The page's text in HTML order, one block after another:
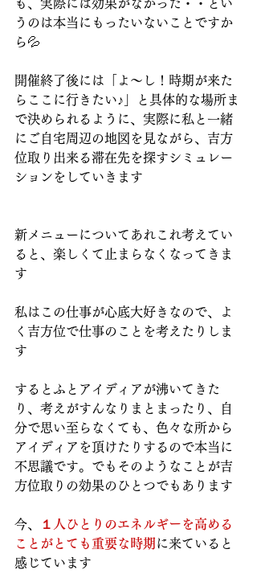
も、実際には効果がなかった・・とい
うのは本当にもったいないことですか
ら💦
開催終了後には「よ～し！時期が来た
らここに行きたい♪」と具体的な場所ま
で決められるように、実際に私と一緒
にご自宅周辺の地図を見ながら、吉方
位取り出来る滞在先を探すシミュレー
ションをしていきます
新メニューについてあれこれ考えてい
ると、楽しくて止まらなくなってきま
す
私はこの仕事が心底大好きなので、よ
く吉方位で仕事のことを考えたりしま
す
するとふとアイディアが沸いてきた
り、考えがすんなりまとまったり、自
分で思い至らなくても、色々な所から
アイディアを頂けたりするので本当に
不思議です。でもそのようなことが吉
方位取りの効果のひとつでもあります
今、
１人ひとりのエネルギーを高める
ことがとても重要な時期 に来ていると
感じています